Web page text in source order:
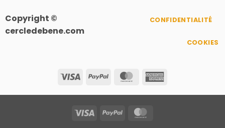
Copyright ©
cercledebene.com
Visa PayPal MasterCard
CONFIDENTIALITÉ
COOKIES
Visa PayPal